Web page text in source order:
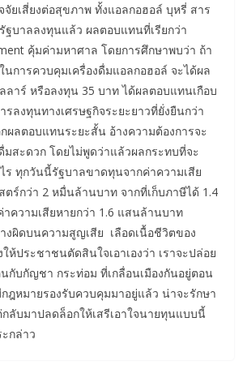
ยเสี่ยงต่อสุขภาพ ทั้งแอลกอฮอล์ บุหรี่ สาร
ฐบาลลงทุนแล้ว ผลตอบแทนที่เรียกว่า
คุ้มค่ามหาศาล โดยการศึกษาพบว่า ถ้า
นการควบคุมเครื่องดื่มแอลกอฮอล์ จะได้ผล
ลาร์ หรือลงทุน 35 บาท ได้ผลตอบแทนเกือบ
รลงทุนทางเศรษฐกิจระยะยาวที่ยั่งยืนกว่า
ผลตอบแทนระยะสั้น อ้างความต้องการจะ
มสะดวก โดยไม่พูดว่าแล้วผลกระทบที่จะ
ร ทุกวันนี้รัฐบาลขาดทุนจากค่าความเสีย
ตร์กว่า 2 หมื่นล้านบาท จากที่เก็บภาษีได้ 1.4
ความเสียหายกว่า 1.6 แสนล้านบาท
งผิดบนความสูญเสีย เลือดเนื้อชีวิตของ
ประชาชนตัดสินใจเอาเองว่า เราจะปล่อย
นกับกัญชา กระท่อม ที่เกลื่อนเมืองกันอยู่ตอน
ฎหมายรองรับควบคุมมาอยู่แล้ว น่าจะรักษา
ลับมาปลดล็อกให้เสรีเอาใจนายทุนแบบนี้
กล่าว